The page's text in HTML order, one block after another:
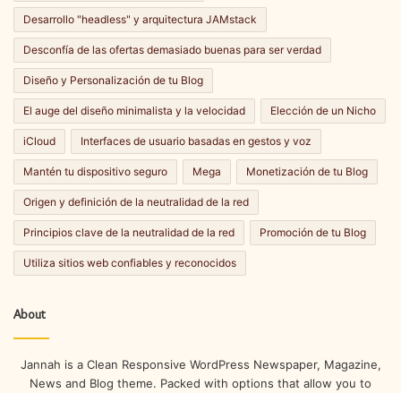
Desarrollo "headless" y arquitectura JAMstack
Desconfía de las ofertas demasiado buenas para ser verdad
Diseño y Personalización de tu Blog
El auge del diseño minimalista y la velocidad Elección de un Nicho
iCloud Interfaces de usuario basadas en gestos y voz
Mantén tu dispositivo seguro Mega Monetización de tu Blog
Origen y definición de la neutralidad de la red
Principios clave de la neutralidad de la red Promoción de tu Blog
Utiliza sitios web confiables y reconocidos
About
Jannah is a Clean Responsive WordPress Newspaper, Magazine,
News and Blog theme. Packed with options that allow you to